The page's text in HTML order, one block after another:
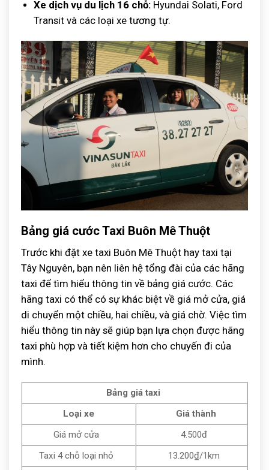
Xe dịch vụ du lịch 16 chỗ:Hyundai Solati, Ford
Transit và các loại xe tương tự.
Bảng giá cước Taxi Buôn Mê Thuột
Trước khi đặt xe taxi Buôn Mê Thuột hay taxi tại
Tây Nguyên, bạn nên liên hệ tổng đài của các hãng
taxi để tìm hiểu thông tin về bảng giá cước. Các
hãng taxi có thể có sự khác biệt về giá mở cửa, giá
di chuyển một chiều, hai chiều, và giá chờ. Việc tìm
hiểu thông tin này sẽ giúp bạn lựa chọn được hãng
taxi phù hợp và tiết kiệm hơn cho chuyến đi của
mình.
Bảng giá taxi
Loại xe
Giá thành
Giá mở cửa
4.500đ
Taxi 4 chỗ loại nhỏ
13.200₫/1km